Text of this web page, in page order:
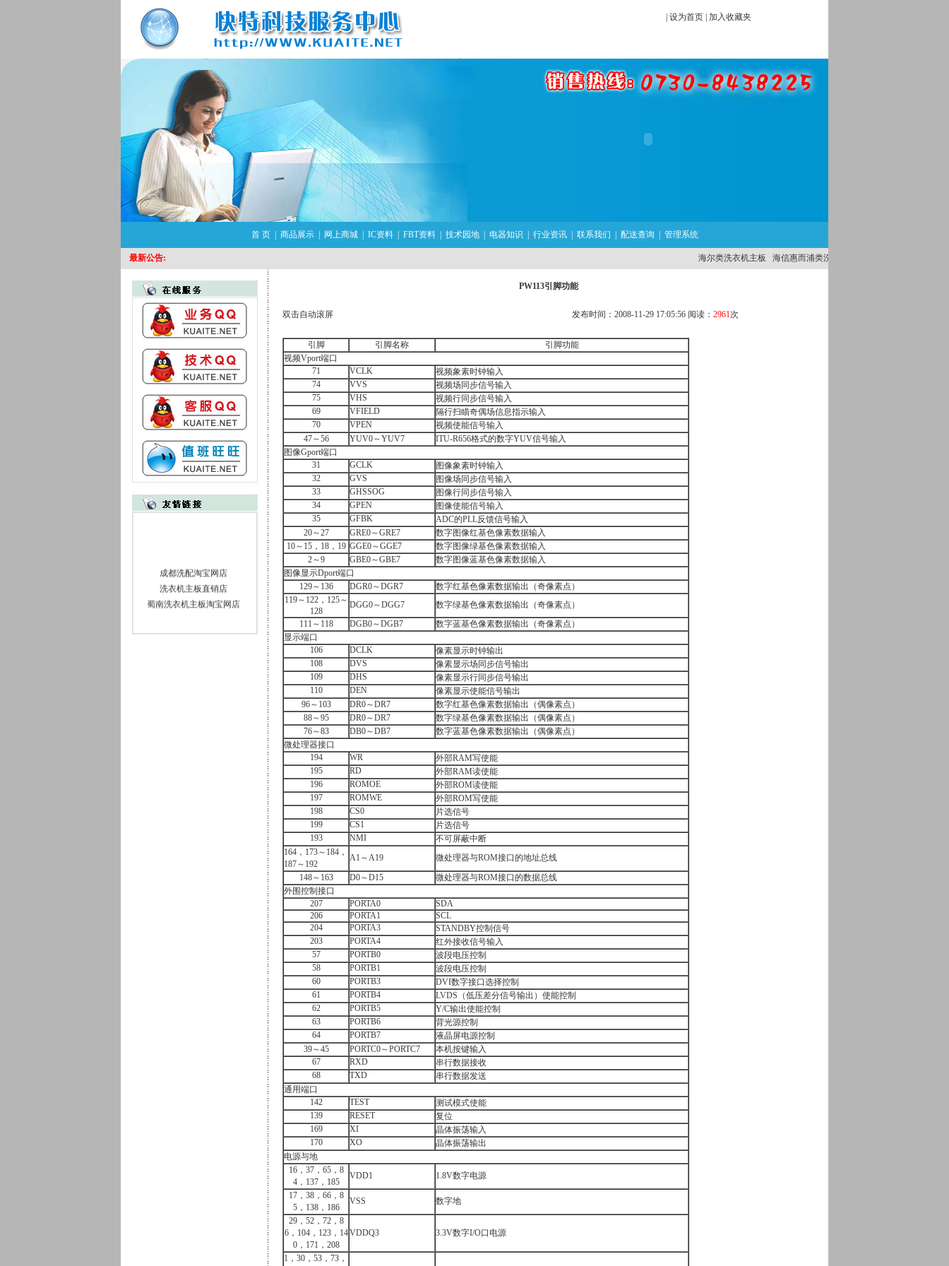
设为首页 加入收藏夹
首 页 商品展示 网上商城 IC资料 FBT资料 技术园地 电器知识 行业资讯 联系我们 配送查询 管理系统
最新公告: 海尔类洗衣机主板 海信惠而浦类洗衣机主板
成都洗配淘宝网店
洗衣机主板直销店
蜀南洗衣机主板淘宝网店
PW113引脚功能
双击自动滚屏 发布时间：2008-11-29 17:05:56 阅读： 2961次
引脚 引脚名称
引脚功能
视频Vport端口
71
VCLK
视频象素时钟输入
74
VVS
视频场同步信号输入
75
VHS
视频行同步信号输入
69
VFIELD
隔行扫瞄奇偶场信息指示输入
70
VPEN
视频使能信号输入
47～56
YUV0～YUV7
ITU-R656格式的数字YUV信号输入
图像Gport端口
31
GCLK
图像象素时钟输入
32
GVS
图像场同步信号输入
33
GHSSOG
图像行同步信号输入
34
GPEN
图像使能信号输入
35
GFBK
ADC的PLL反馈信号输入
20～27
GRE0～GRE7
数字图像红基色像素数据输入
10～15，18，19 GGE0～GGE7
数字图像绿基色像素数据输入
2～9
GBE0～GBE7
数字图像蓝基色像素数据输入
图像显示Dport端口
129～136
DGR0～DGR7
数字红基色像素数据输出（奇像素点）
119～122，125～
128
DGG0～DGG7
数字绿基色像素数据输出（奇像素点）
111～118
DGB0～DGB7
数字蓝基色像素数据输出（奇像素点）
显示端口
106
DCLK
像素显示时钟输出
108
DVS
像素显示场同步信号输出
109
DHS
像素显示行同步信号输出
110
DEN
像素显示使能信号输出
96～103
DR0～DR7
数字红基色像素数据输出（偶像素点）
88～95
DR0～DR7
数字绿基色像素数据输出（偶像素点）
76～83
DB0～DB7
数字蓝基色像素数据输出（偶像素点）
微处理器接口
194
WR
外部RAM写使能
195
RD
外部RAM读使能
196
ROMOE
外部ROM读使能
197
ROMWE
外部ROM写使能
198
CS0
片选信号
199
CS1
片选信号
193
NMI
不可屏蔽中断
164，173～184，
187～192
A1～A19
微处理器与ROM接口的地址总线
148～163
D0～D15
微处理器与ROM接口的数据总线
外围控制接口
207
PORTA0
SDA
206
PORTA1
SCL
204
PORTA3
STANDBY控制信号
203
PORTA4
红外接收信号输入
57
PORTB0
波段电压控制
58
PORTB1
波段电压控制
60
PORTB3
DVI数字接口选择控制
61
PORTB4
LVDS（低压差分信号输出）使能控制
62
PORTB5
Y/C输出使能控制
63
PORTB6
背光源控制
64
PORTB7
液晶屏电源控制
39～45
PORTC0～PORTC7
本机按键输入
67
RXD
串行数据接收
68
TXD
串行数据发送
通用端口
142
TEST
测试模式使能
139
RESET
复位
169
XI
晶体振荡输入
170
XO
晶体振荡输出
电源与地
16，37，65，8
4，137，185
VDD1
1.8V数字电源
17，38，66，8
5，138，186
VSS
数字地
29，52，72，8
6，104，123，14
0，171，208
VDDQ3 3.3V数字I/O口电源
1，30，53，73，